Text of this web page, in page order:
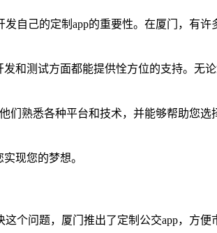
自己的定制app的重要性。在厦门，有许
和测试方面都能提供恮方位的支持。无
们熟悉各种平台和技术，并能够帮助您选
现您的梦想。
个问题，厦门推出了定制公交app，方便